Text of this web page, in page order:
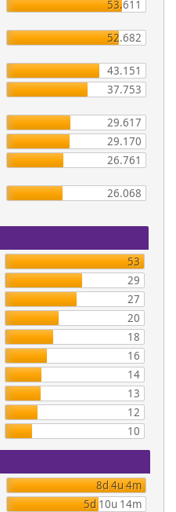
53.611
52.682
43.151
37.753
29.617
29.170
26.761
26.068
53
29
27
20
18
16
14
13
12
10
8d 4u 4m
5d 10u 14m